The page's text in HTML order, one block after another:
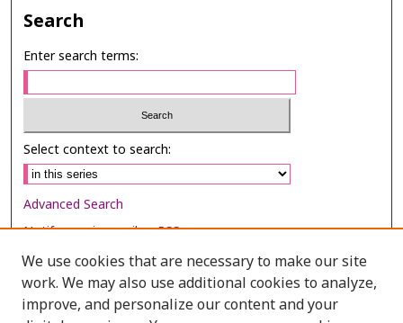
Search
Enter search terms:
Select context to search:
Advanced Search
Notify me via email orRSS
Browse
Collections
We use cookies that are necessary to make our site
work. We may also use additional cookies to analyze,
improve, and personalize our content and your